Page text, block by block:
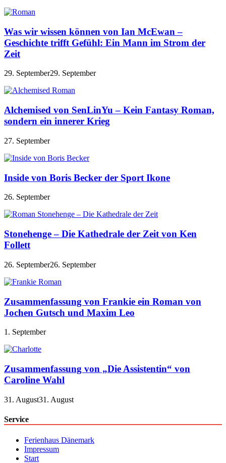
Was wir wissen können von Ian McEwan –
Geschichte trifft Gefühl: Ein Mann im Strom der
Zeit
29. September29. September
Alchemised von SenLinYu – Kein Fantasy Roman,
sondern ein innerer Krieg
27. September
Inside von Boris Becker der Sport Ikone
26. September
Stonehenge – Die Kathedrale der Zeit von Ken
Follett
26. September26. September
Zusammenfassung von Frankie ein Roman von
Jochen Gutsch und Maxim Leo
1. September
Zusammenfassung von „Die Assistentin“ von
Caroline Wahl
31. August31. August
Service
Ferienhaus Dänemark
Impressum
Start